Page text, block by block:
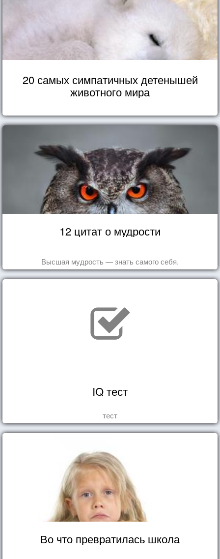
20 самых симпатичных детенышей
животного мира
12 цитат о мудрости
Высшая мудрость — знать самого себя.
IQ тест
тест
Во что превратилась школа